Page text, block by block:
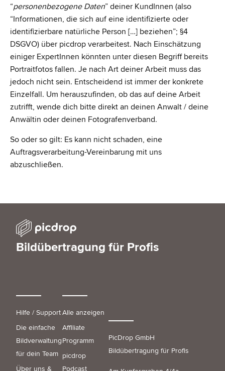
“personenbezogene Daten” deiner KundInnen (also
“Informationen, die sich auf eine identifizierte oder
identifizierbare natürliche Person […] beziehen”; §4
DSGVO) über picdrop verarbeitest. Nach Einschätzung
einiger ExpertInnen könnten unter diesen Begriff bereits
Portraitfotos fallen. Je nach Art deiner Arbeit muss das
jedoch nicht sein. Entscheidend ist immer der konkrete
Einzelfall. Um herauszufinden, ob das auf deine Arbeit
zutrifft, wende dich bitte direkt an deinen Anwalt / deine
Anwältin oder deinen Fotografenverband.
So oder so gilt: Es kann nicht schaden, eine
Auftragsverarbeitung-Vereinbarung mit uns
abzuschließen.
Bildübertragung für Profis
PicDrop GmbH
Bildübertragung für Profis
Hilfe / Support
Die einfache
Bildverwaltung
für dein Team
Über uns &
Alle anzeigen
Affiliate
Programm
picdrop
Podcast